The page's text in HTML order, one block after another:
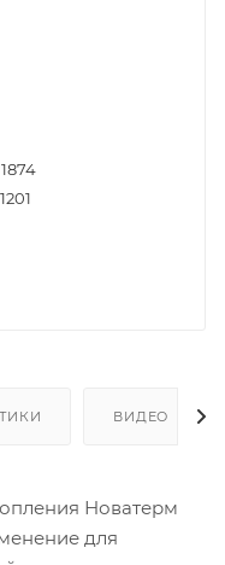
1874
1201
ВИДЕО (6)
Новатерм
для